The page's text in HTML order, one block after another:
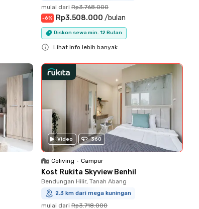
mulai dari Rp3.768.000
-6% Rp3.508.000 /bulan
Diskon sewa min. 12 Bulan
Lihat info lebih banyak
Video 360
Coliving • Campur
Kost Rukita Skyview Benhil
Bendungan Hilir, Tanah Abang
2.3 km dari mega kuningan
mulai dari Rp3.718.000